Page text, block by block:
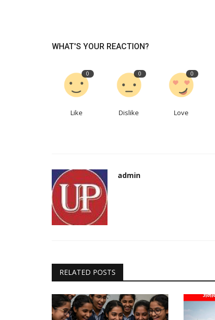
WHAT'S YOUR REACTION?
0
Like
0
Dislike
0
Love
admin
RELATED POSTS
ऑफर...
admin Sep 26, 2024
गाजियाबाद विकास प्राधिकरण (GDA) ने नवरात्र से पहले
प्रॉपर्टी...